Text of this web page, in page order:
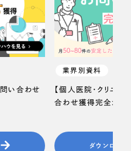
問い合わせ
業界別資料
【個人医院・クリニッ
合わせ獲得完全ガイ
ダウンロード